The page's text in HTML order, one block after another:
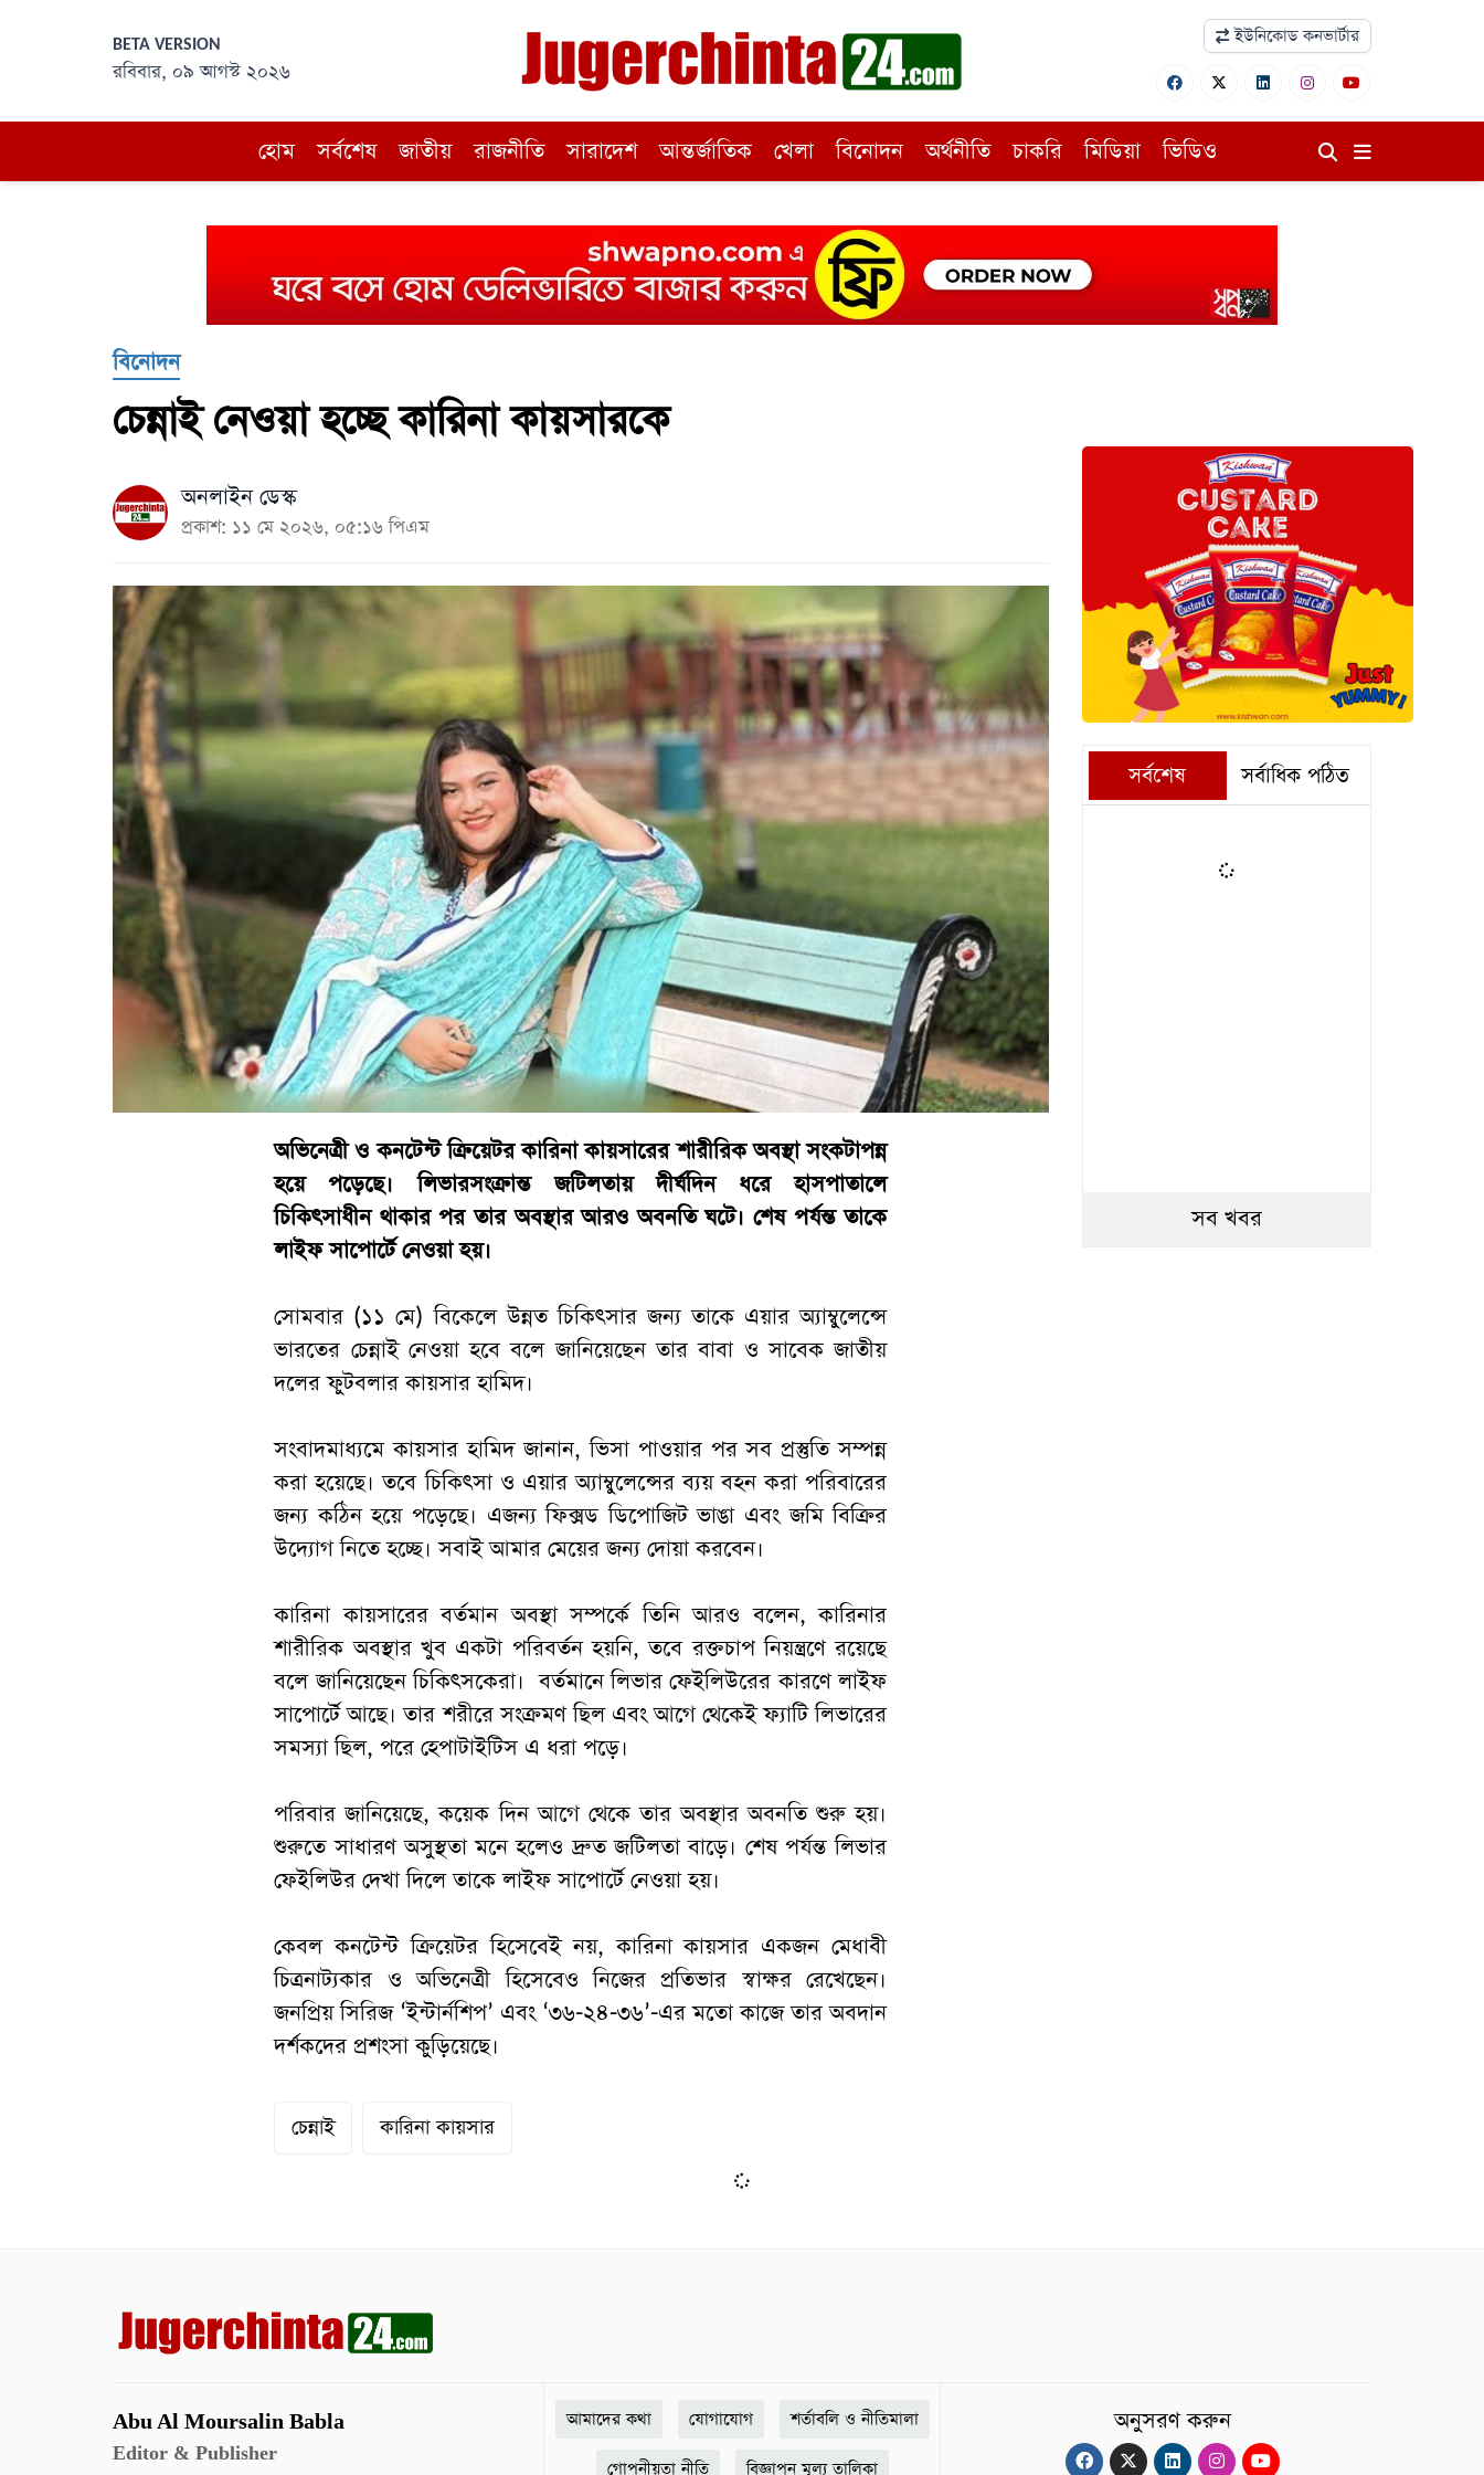
BETA VERSION
রবিবার, ০৯ আগস্ট ২০২৬
ইউনিকোড কনভার্টার
হোম সর্বশেষ জাতীয় রাজনীতি সারাদেশ আন্তর্জাতিক খেলা বিনোদন অর্থনীতি চাকরি মিডিয়া ভিডিও
বিনোদন
চেন্নাই নেওয়া হচ্ছে কারিনা কায়সারকে
অনলাইন ডেস্ক
প্রকাশ: ১১ মে ২০২৬, ০৫:১৬ পিএম
অভিনেত্রী ও কনটেন্ট ক্রিয়েটর কারিনা কায়সারের শারীরিক অবস্থা সংকটাপন্ন
হয়ে পড়েছে। লিভারসংক্রান্ত জটিলতায় দীর্ঘদিন ধরে হাসপাতালে
চিকিৎসাধীন থাকার পর তার অবস্থার আরও অবনতি ঘটে। শেষ পর্যন্ত তাকে
লাইফ সাপোর্টে নেওয়া হয়।
সোমবার (১১ মে) বিকেলে উন্নত চিকিৎসার জন্য তাকে এয়ার অ্যাম্বুলেন্সে
ভারতের চেন্নাই নেওয়া হবে বলে জানিয়েছেন তার বাবা ও সাবেক জাতীয়
দলের ফুটবলার কায়সার হামিদ।
সংবাদমাধ্যমে কায়সার হামিদ জানান, ভিসা পাওয়ার পর সব প্রস্তুতি সম্পন্ন
করা হয়েছে। তবে চিকিৎসা ও এয়ার অ্যাম্বুলেন্সের ব্যয় বহন করা পরিবারের
জন্য কঠিন হয়ে পড়েছে। এজন্য ফিক্সড ডিপোজিট ভাঙা এবং জমি বিক্রির
উদ্যোগ নিতে হচ্ছে। সবাই আমার মেয়ের জন্য দোয়া করবেন।
কারিনা কায়সারের বর্তমান অবস্থা সম্পর্কে তিনি আরও বলেন, কারিনার
শারীরিক অবস্থার খুব একটা পরিবর্তন হয়নি, তবে রক্তচাপ নিয়ন্ত্রণে রয়েছে
বলে জানিয়েছেন চিকিৎসকেরা। বর্তমানে লিভার ফেইলিউরের কারণে লাইফ
সাপোর্টে আছে। তার শরীরে সংক্রমণ ছিল এবং আগে থেকেই ফ্যাটি লিভারের
সমস্যা ছিল, পরে হেপাটাইটিস এ ধরা পড়ে।
পরিবার জানিয়েছে, কয়েক দিন আগে থেকে তার অবস্থার অবনতি শুরু হয়।
শুরুতে সাধারণ অসুস্থতা মনে হলেও দ্রুত জটিলতা বাড়ে। শেষ পর্যন্ত লিভার
ফেইলিউর দেখা দিলে তাকে লাইফ সাপোর্টে নেওয়া হয়।
কেবল কনটেন্ট ক্রিয়েটর হিসেবেই নয়, কারিনা কায়সার একজন মেধাবী
চিত্রনাট্যকার ও অভিনেত্রী হিসেবেও নিজের প্রতিভার স্বাক্ষর রেখেছেন।
জনপ্রিয় সিরিজ ‘ইন্টার্নশিপ’ এবং ‘৩৬-২৪-৩৬’-এর মতো কাজে তার অবদান
দর্শকদের প্রশংসা কুড়িয়েছে।
চেন্নাই কারিনা কায়সার
সর্বশেষ সর্বাধিক পঠিত
সব খবর
Abu Al Moursalin Babla
Editor & Publisher
আমাদের কথা যোগাযোগ শর্তাবলি ও নীতিমালা
গোপনীয়তা নীতি বিজ্ঞাপন মূল্য তালিকা
অনুসরণ করুন